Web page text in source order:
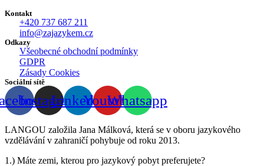
Kontakt
+420 737 687 211
info@zajazykem.cz
Odkazy
Všeobecné obchodní podmínky
GDPR
Zásady Cookies
Sociální sítě
InstagramLinkedinYoutubeWhatsapp
LANGOU založila Jana Málková, která se v oboru jazykového
vzdělávání v zahraničí pohybuje od roku 2013.
1.) Máte zemi, kterou pro jazykový pobyt preferujete?